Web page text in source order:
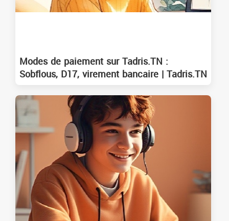
Modes de paiement sur Tadris.TN :
Sobflous, D17, virement bancaire | Tadris.TN